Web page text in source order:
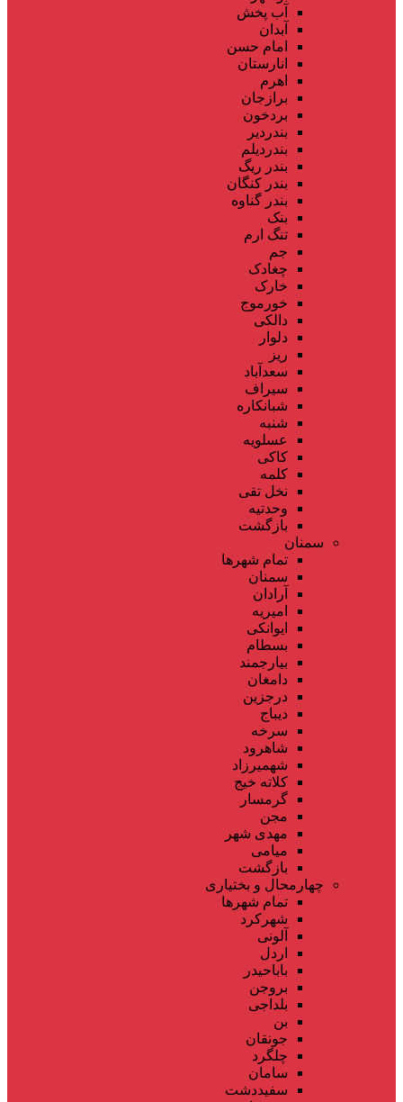
آب پخش
آبدان
امام حسن
انارستان
اهرم
برازجان
بردخون
بندردیر
بندردیلم
بندر ریگ
بندر کنگان
بندر گناوه
بنک
تنگ ارم
جم
چغادک
خارک
خورموج
دالکی
دلوار
ریز
سعدآباد
سیراف
شبانکاره
شنبه
عسلویه
کاکی
کلمه
نخل تقی
وحدتیه
بازگشت
سمنان
تمام شهر‌ها
سمنان
آرادان
امیریه
ایوانکی
بسطام
بیارجمند
دامغان
درجزین
دیباج
سرخه
شاهرود
شهمیرزاد
کلاته خیج
گرمسار
مجن
مهدی شهر
میامی
بازگشت
چهارمحال و بختیاری
تمام شهر‌ها
شهرکرد
آلونی
اردل
باباحیدر
بروجن
بلداجی
بن
جونقان
چلگرد
سامان
سفیددشت